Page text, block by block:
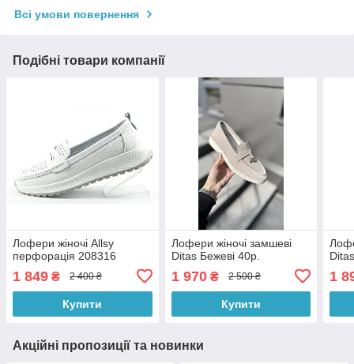
Всі умови повернення
Подібні товари компанії
Лофери жіночі Allsy
перфорація 208316
1 849 ₴ 2 400 ₴
Купити
Лофери жіночі замшеві
Ditas Бежеві 40р.
1 970₴ 2 500 ₴
Купити
Ditas
1
Акційні пропозиції та новинки